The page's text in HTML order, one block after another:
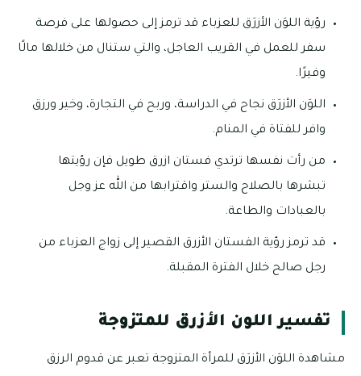
رؤية اللوَن الأزرَق للعزباء قد ترمز إلى حصولها على فرصة
سفر للعمل في القريب العاجل، والتي ستنال من خلالها مالًا
وفيرًا.
اللوَن الأزرَق نجاح في الدراسة، وربح في التجارة، وخير ورزق
وافر للفتاة في المنام.
من رأت نفسها ترتدي فستان ازرق طويل فإن رؤيتها
تبشرها بالصلاح والستر واقترابها من الله عز وجل
بالعبادات والطاعة.
قد ترمز رؤية الفستان الأزرق القصير إلى زواج العزباء من
رجل صالح خلال الفترة المقبلة.
تفسير اللون الأزرق للمتزوجة
مشاهدة اللوَن الأزرَق للمرأة المتزوجة تعبر عن قدوم الرزق